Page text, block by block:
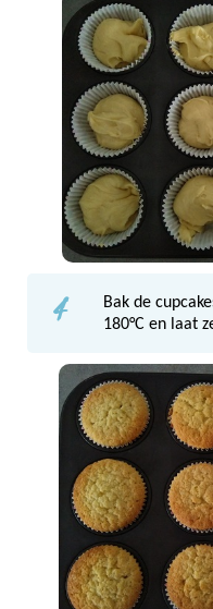
4
Bak de
180°C en laat